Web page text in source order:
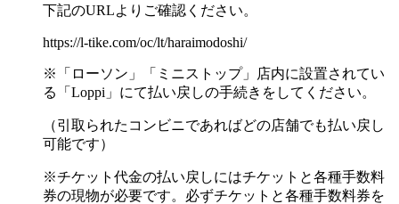
下記のURLよりご確認ください。
https://l-tike.com/oc/lt/haraimodoshi/
※「ローソン」「ミニストップ」店内に設置されてい
る「Loppi」にて払い戻しの手続きをしてください。
（引取られたコンビニであればどの店舗でも払い戻し
可能です）
※チケット代金の払い戻しにはチケットと各種手数料
券の現物が必要です。必ずチケットと各種手数料券を